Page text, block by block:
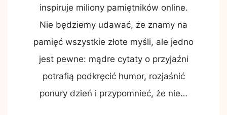
inspiruje miliony pamiętników online.
Nie będziemy udawać, że znamy na
pamięć wszystkie złote myśli, ale jedno
jest pewne: mądre cytaty o przyjaźni
potrafią podkręcić humor, rozjaśnić
ponury dzień i przypomnieć, że nie…